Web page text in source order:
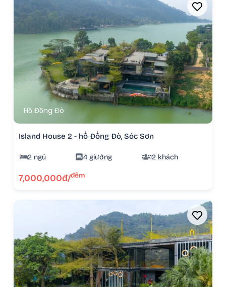
Hồ Đồng Đò
Island House 2 - hồ Đồng Đò, Sóc Sơn
2 ngủ 4 giường 12 khách
7,000,000đ/đêm